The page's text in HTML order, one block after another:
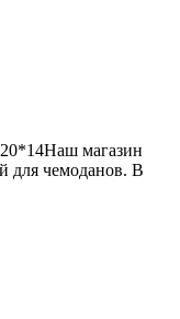
магазин
для чемоданов. В